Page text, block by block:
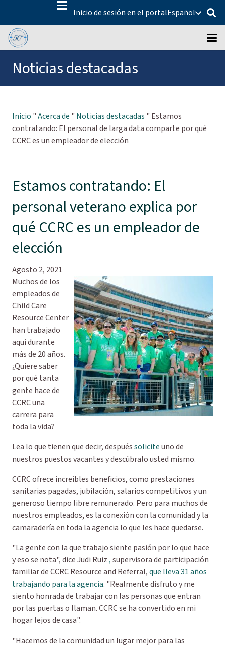
Inicio de sesión en el portalEspañol
Noticias destacadas
Inicio "Acerca de " Noticias destacadas " Estamos
contratando: El personal de larga data comparte por qué
CCRC es un empleador de elección
Estamos contratando: El
personal veterano explica por
qué CCRC es un empleador de
elección
Agosto 2, 2021
Muchos de los
empleados de
Child Care
Resource Center
han trabajado
aquí durante
más de 20 años.
¿Quiere saber
por qué tanta
gente hace de
CCRC una
carrera para
toda la vida?
Lea lo que tienen que decir, despuéssoliciteuno de
nuestros puestos vacantes y descúbralo usted mismo.
CCRC ofrece increíbles beneficios, como prestaciones
sanitarias pagadas, jubilación, salarios competitivos y un
generoso tiempo libre remunerado. Pero para muchos de
nuestros empleados, es la conexión con la comunidad y la
camaradería en toda la agencia lo que les hace quedarse.
"La gente con la que trabajo siente pasión por lo que hace
y eso se nota", dice Judi Ruiz ,supervisora de participación
familiar de CCRC Resource and Referral,que lleva 31 años
trabajando para la agencia. "Realmente disfruto y me
siento honrada de trabajar con las personas que entran
por las puertas o llaman. CCRC se ha convertido en mi
hogar lejos de casa".
"Hacemos de la comunidad un lugar mejor para las